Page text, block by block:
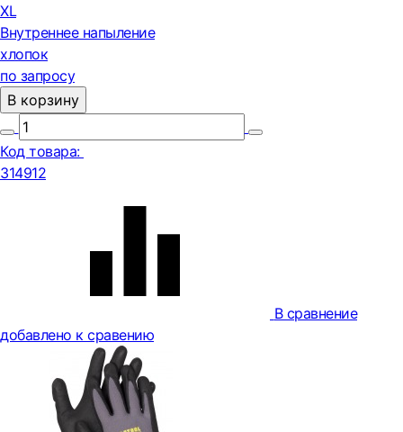
XL
Внутреннее напыление
хлопок
по запросу
В корзину
Код товара:
314912
В сравнение
добавлено к сравению